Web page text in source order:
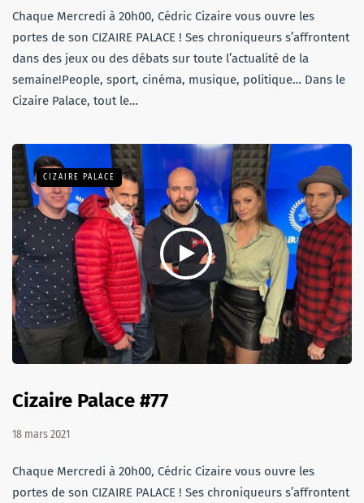
Chaque Mercredi à 20h00, Cédric Cizaire vous ouvre les
portes de son CIZAIRE PALACE ! Ses chroniqueurs s’affrontent
dans des jeux ou des débats sur toute l’actualité de la
semaine!People, sport, cinéma, musique, politique… Dans le
Cizaire Palace, tout le…
CIZAIRE PALACE
Cizaire Palace #77
18 mars 2021
Chaque Mercredi à 20h00, Cédric Cizaire vous ouvre les
portes de son CIZAIRE PALACE ! Ses chroniqueurs s’affrontent